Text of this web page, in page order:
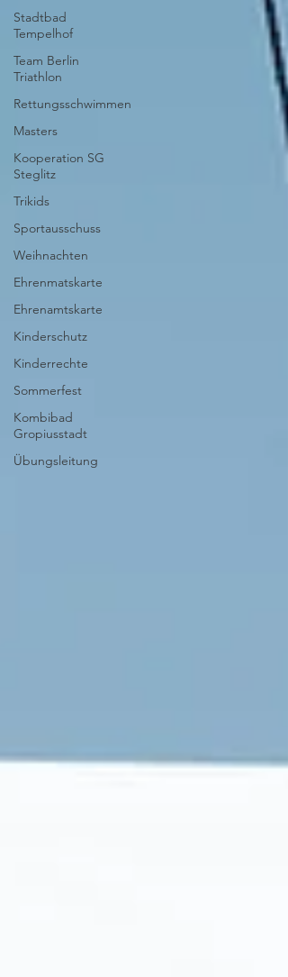
Stadtbad
Tempelhof
Team Berlin
Triathlon
Rettungsschwimmen
Masters
Kooperation SG
Steglitz
Trikids
Sportausschuss
Weihnachten
Ehrenmatskarte
Ehrenamtskarte
Kinderschutz
Kinderrechte
Sommerfest
Kombibad
Gropiusstadt
Übungsleitung